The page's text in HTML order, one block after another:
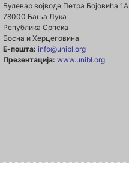
Булевар војводе Петра Бојовића 1А
78000 Бања Лука
Република Српска
Босна и Херцеговина
Е-пошта: info@unibl.org
Презентација: www.unibl.org